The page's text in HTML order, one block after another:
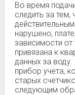
Во время
следить за
нарушено,
зависимости
привязана к
данных за воду.
прибор учета,
старых
следующим